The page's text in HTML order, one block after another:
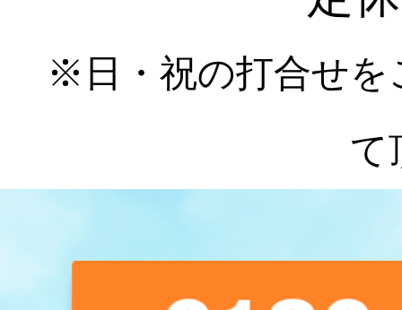
※日・祝の打合せを
て